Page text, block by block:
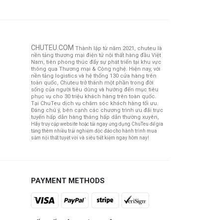
CHUTEU.COM Thành lập từ năm 2021, chuteu là
nền tảng thương mại điện tử nội thất hàng đầu Việt
Nam, tiên phong thúc đẩy sự phát triển tại khu vực
thông qua Thương mại & Công nghệ. Hiện nay, với
nền tảng logistics và hệ thống 130 cửa hàng trên
toàn quốc, Chuteu trở thành một phần trong đời
sống của người tiêu dùng và hướng đến mục tiêu
phục vụ cho 30 triệu khách hàng trên toàn quốc.
Tại ChuTeu dịch vụ chăm sóc khách hàng tối ưu.
Đáng chú ý, bên cạnh các chương trình ưu đãi trực
tuyến hấp dẫn hàng tháng hấp dẫn thường xuyên,
Hãy truy cập website hoặc tải ngay ứng dụng ChuTeu để gia
tăng thêm nhiều trải nghiệm độc đáo cho hành trình mua
sắm nội thất tuyệt vời và siêu tiết kiệm ngay hôm nay!
PAYMENT METHODS